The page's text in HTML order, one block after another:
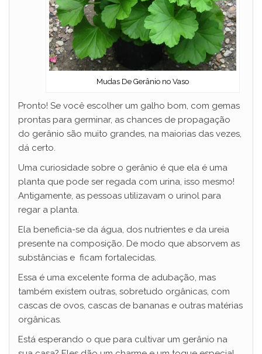
Mudas De Gerânio no Vaso
Pronto! Se você escolher um galho bom, com gemas
prontas para germinar, as chances de propagação
do gerânio são muito grandes, na maiorias das vezes,
dá certo.
Uma curiosidade sobre o gerânio é que ela é uma
planta que pode ser regada com urina, isso mesmo!
Antigamente, as pessoas utilizavam o urinol para
regar a planta.
Ela beneficia-se da água, dos nutrientes e da ureia
presente na composição. De modo que absorvem as
substâncias e ficam fortalecidas.
Essa é uma excelente forma de adubação, mas
também existem outras, sobretudo orgânicas, com
cascas de ovos, cascas de bananas e outras matérias
orgânicas.
Está esperando o que para cultivar um gerânio na